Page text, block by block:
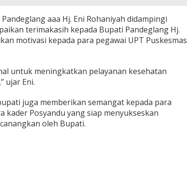
aaa Hj. Eni Rohaniyah didampingi
terimakasih kepada Bupati Pandeglang Hj.
motivasi kepada para pegawai UPT Puskesmas
untuk meningkatkan pelayanan kesehatan
ujar Eni.
juga memberikan semangat kepada para
kader Posyandu yang siap menyukseskan
oleh Bupati.